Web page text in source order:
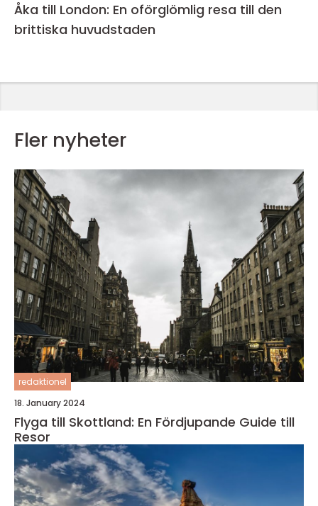
Åka till London: En oförglömlig resa till den
brittiska huvudstaden
Fler nyheter
redaktionel
18. January 2024
Flyga till Skottland: En Fördjupande Guide till
Resor